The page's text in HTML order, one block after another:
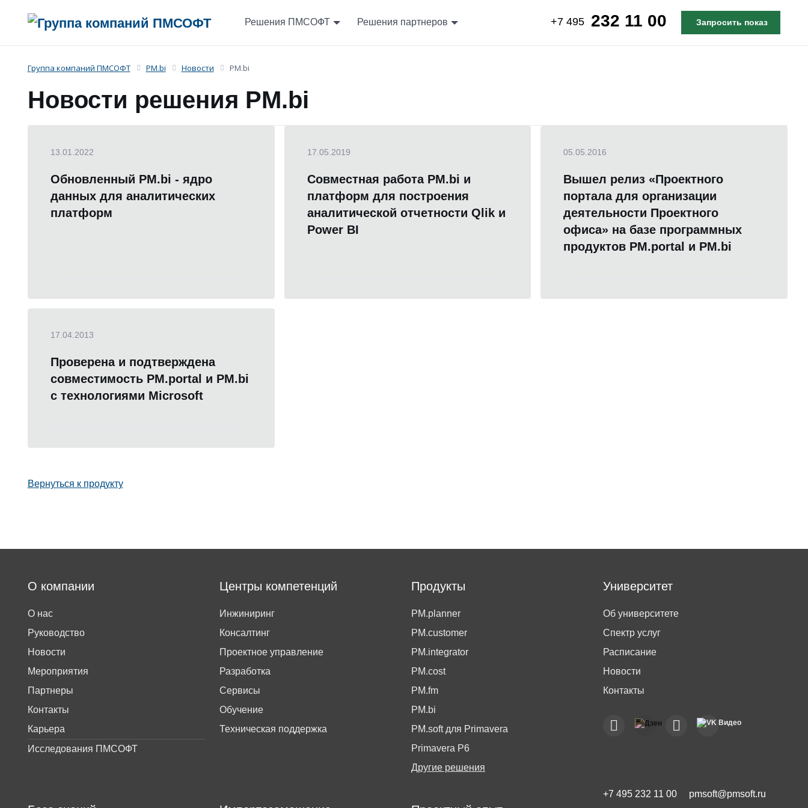
+7 495 232 11 00 Запросить показ
Решения ПМСОФТ Решения партнеров
Группа компаний ПМСОФТ PM.bi Новости PM.bi
Новости решения PM.bi
13.01.2022
Обновленный PM.bi - ядро
данных для аналитических
платформ
17.05.2019
Совместная работа PM.bi и
платформ для построения
аналитической отчетности Qlik и
Power BI
05.05.2016
Вышел релиз «Проектного
портала для организации
деятельности Проектного
офиса» на базе программных
продуктов PM.portal и PM.bi
17.04.2013
Проверена и подтверждена
совместимость PM.portal и PM.bi
с технологиями Microsoft
Вернуться к продукту
О компании
О нас
Руководство
Новости
Мероприятия
Партнеры
Контакты
Карьера
Исследования ПМСОФТ
Центры компетенций
Инжиниринг
Консалтинг
Проектное управление
Разработка
Сервисы
Обучение
Техническая поддержка
Продукты
PM.planner
PM.customer
PM.integrator
PM.cost
PM.fm
PM.bi
PM.soft для Primavera
Primavera P6
Другие решения
Университет
Об университете
Спектр услуг
Расписание
Новости
Контакты
+7 495 232 11 00 pmsoft@pmsoft.ru